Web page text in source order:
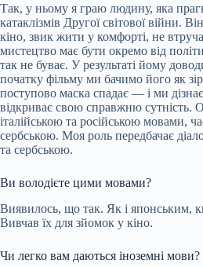
Так, у ньому я граю людину, яка
катаклізмів Другої світової війни.
кіно, звик жити у комфорті, не
мистецтво має бути окремо від
так не буває. У результаті йому
початку фільму ми бачимо його як
поступово маска спадає — і ми
відкриває свою справжню сутність.
італійською та російською мовами,
сербською. Моя роль передбачає
та сербською.
Ви володієте цими мовами?
Виявилось, що так. Як і японським,
Вивчав їх для зйомок у кіно.
Чи легко вам даються іноземні мови?